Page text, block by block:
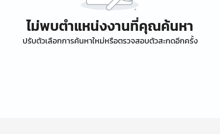
ไม่พบตำแหน่งงานที่คุณค้นหา
ปรับตัวเลือกการค้นหาใหม่หรือตรวจสอบตัวสะกดอีกครั้ง